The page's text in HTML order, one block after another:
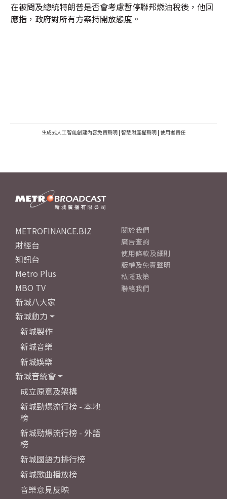
在被問及總統特朗普是否會考慮暫停聯邦燃油稅後，他回
應指，政府對所有方案持開放態度。
生成式人工智能創建內容免責聲明 | 智慧財產權聲明 | 使用者責任
METROFINANCE.BIZ
財經台
知訊台
Metro Plus
MBO TV
新城八大家
新城動力
新城製作
新城音樂
新城娛樂
新城音統會
成立原意及架構
新城勁爆流行榜 - 本地
榜
新城勁爆流行榜 - 外語
榜
新城國語力排行榜
新城歌曲播放榜
音樂意見反映
關於我們
廣告查詢
使用條款及細則
版權及免責聲明
私隱政策
聯絡我們